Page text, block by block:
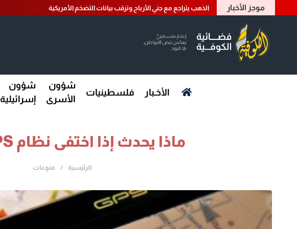
موجز الأخبار الذهب يتراجع مع جني الأرباح وترقب بيانات التضخم الأمريكية
الأخـبار فلسطينيات
شؤون
الأسرى
شؤون
إسرائيلية
ماذا يحدث إذا اختفى نظام GPS فجأة؟
الرئيسية منوعات